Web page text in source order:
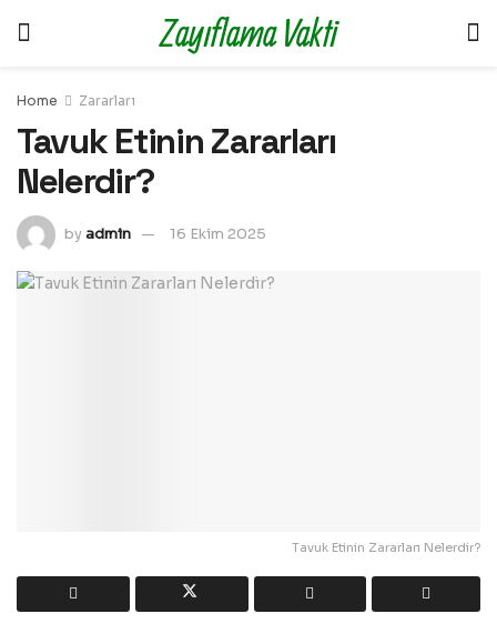
Zayıflama Vakti
Home Zararları
Tavuk Etinin Zararları
Nelerdir?
byadmin 16 Ekim 2025
Tavuk Etinin Zararları Nelerdir?